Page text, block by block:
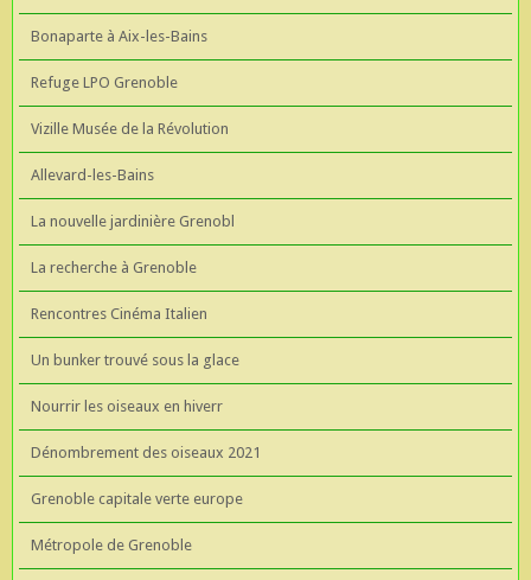
Bonaparte à Aix-les-Bains
Refuge LPO Grenoble
Vizille Musée de la Révolution
Allevard-les-Bains
La nouvelle jardinière Grenobl
La recherche à Grenoble
Rencontres Cinéma Italien
Un bunker trouvé sous la glace
Nourrir les oiseaux en hiverr
Dénombrement des oiseaux 2021
Grenoble capitale verte europe
Métropole de Grenoble